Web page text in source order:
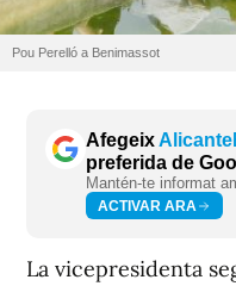
Pou Perelló a Benimassot
Afegeix
preferida de
Mantén-te informat
ACTIVAR ARA
La vicepresidenta